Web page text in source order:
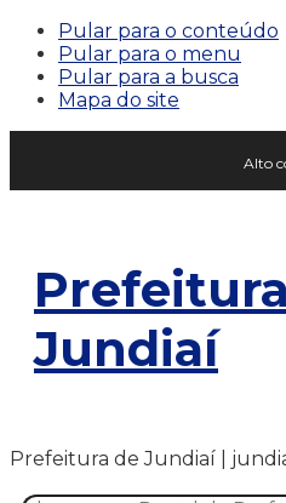
Pular para o conteúdo
Pular para o menu
Pular para a busca
Mapa do site
Alto
Jundiaí
Prefeitura de Jundiaí |